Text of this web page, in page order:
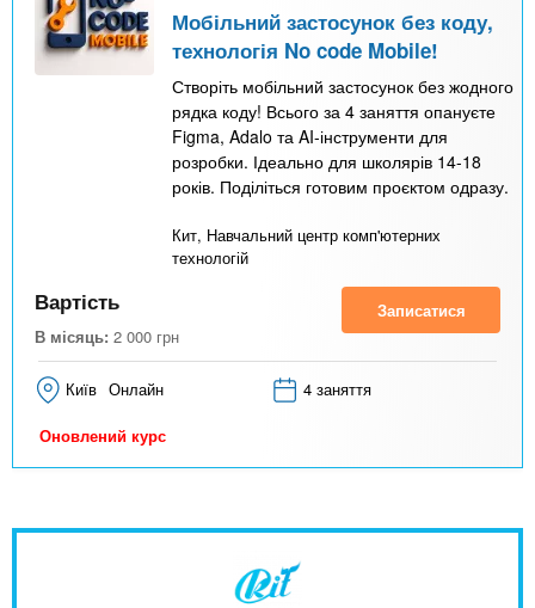
Мобільний застосунок без коду,
технологія No code Mobile!
Створіть мобільний застосунок без жодного
рядка коду! Всього за 4 заняття опануєте
Figma, Adalo та AI-інструменти для
розробки. Ідеально для школярів 14-18
років. Поділіться готовим проєктом одразу.
Кит, Навчальний центр комп'ютерних
технологій
Вартість
В місяць: 2 000 грн
Записатися
Київ Онлайн 4 заняття
Оновлений курс